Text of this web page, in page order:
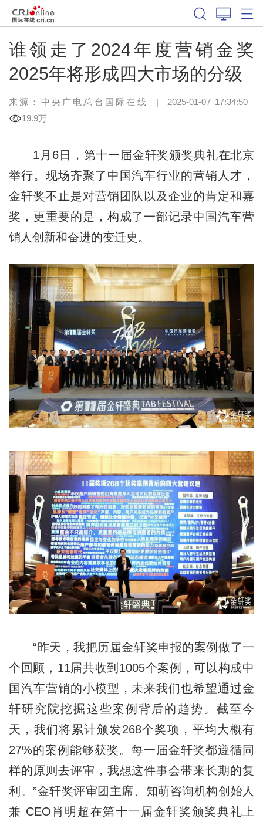
谁领走了2024年度营销金奖
2025年将形成四大市场的分级
来源： 中央广电总台国际在线 | 2025-01-07 17:34:50
19.9万
1月6日，第十一届金轩奖颁奖典礼在北京
举行。现场齐聚了中国汽车行业的营销人才，
金轩奖不止是对营销团队以及企业的肯定和嘉
奖，更重要的是，构成了一部记录中国汽车营
销人创新和奋进的变迁史。
“昨天，我把历届金轩奖申报的案例做了一
个回顾，11届共收到1005个案例，可以构成中
国汽车营销的小模型，未来我们也希望通过金
轩研究院挖掘这些案例背后的趋势。截至今
天，我们将累计颁发268个奖项，平均大概有
27%的案例能够获奖。每一届金轩奖都遵循同
样的原则去评审，我想这件事会带来长期的复
利。”金轩奖评审团主席、知萌咨询机构创始人
兼 CEO肖明超在第十一届金轩奖颁奖典礼上